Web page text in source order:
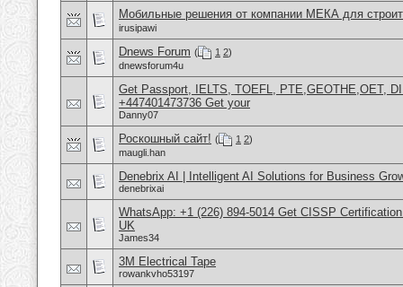
Мобильные решения от компании МЕКА для
irusipawi
Dnews Forum ( 1 2)
dnewsforum4u
Get Passport, IELTS, TOEFL, PTE,GEOTHE,OET,
+447401473736 Get your
Danny07
Роскошный сайт! ( 1 2)
maugli.han
Denebrix AI | Intelligent AI Solutions for Business
denebrixai
WhatsApp: +1 (226) 894-5014​ Get CISSP
UK
James34
3M Electrical Tape
rowankvho53197